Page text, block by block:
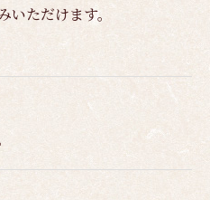
ただけます。